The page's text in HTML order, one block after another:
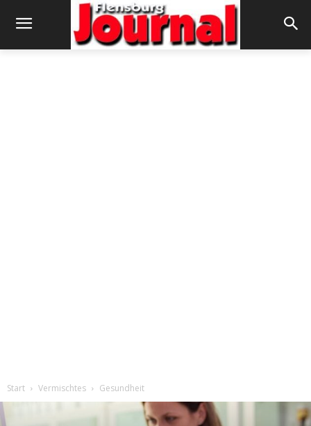
Start Vermischtes Gesundheit